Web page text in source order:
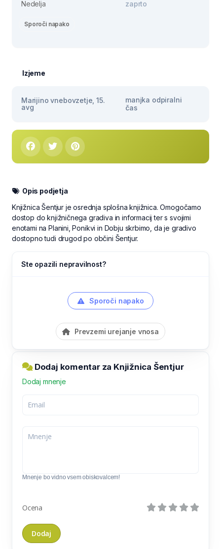
Nedelja
zaprto
Sporoči napako
Izjeme
Marijino vnebovzetje, 15.
avg
manjka odpiralni
čas
Opis podjetja
Knjižnica Šentjur je osrednja splošna knjižnica. Omogočamo
dostop do knjižničnega gradiva in informacij ter s svojimi
enotami na Planini, Ponikvi in Dobju skrbimo, da je gradivo
dostopno tudi drugod po občini Šentjur.
Ste opazili nepravilnost?
Sporoči napako
Prevzemi urejanje vnosa
Dodaj komentar za Knjižnica Šentjur
Dodaj mnenje
Mnenje bo vidno vsem obiskovalcem!
Ocena